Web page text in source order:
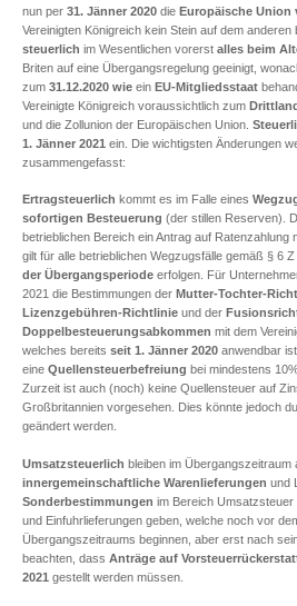
nun per 31. Jänner 2020 die Europäische Union
Vereinigten Königreich kein Stein auf dem
steuerlich im Wesentlichen vorerst alles beim
Briten auf eine Übergangsregelung geeinigt,
zum 31.12.2020 wie ein EU-Mitgliedsstaat
Vereinigte Königreich voraussichtlich zum
und die Zollunion der Europäischen Union.
1. Jänner 2021 ein. Die wichtigsten Änderungen
zusammengefasst:
Ertragsteuerlich kommt es im Falle eines
sofortigen Besteuerung (der stillen Reserven).
betrieblichen Bereich ein Antrag auf Ratenzahlung
gilt für alle betrieblichen Wegzugsfälle gemäß § 6
der Übergangsperiode erfolgen. Für
2021 die Bestimmungen der Mutter-Tochter-
Lizenzgebühren-Richtlinie und der
Doppelbesteuerungsabkommen mit dem
welches bereits seit 1. Jänner 2020 anwendbar
eine Quellensteuerbefreiung bei mindestens
Zurzeit ist auch (noch) keine Quellensteuer auf
Großbritannien vorgesehen. Dies könnte jedoch
geändert werden.
Umsatzsteuerlich bleiben im Übergangszeitraum
innergemeinschaftliche Warenlieferungen und
Sonderbestimmungen im Bereich
und Einfuhrlieferungen geben, welche noch vor
Übergangszeitraums beginnen, aber erst nach
beachten, dass Anträge auf
2021 gestellt werden müssen.